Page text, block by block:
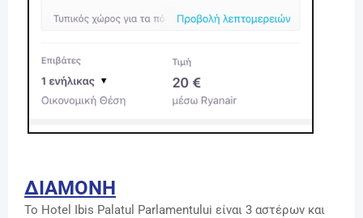
ΔΙΑΜΟΝΗ
Το Hotel Ibis Palatul Parlamentului είναι 3 αστέρων και